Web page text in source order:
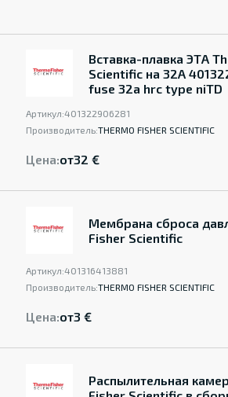
Вставка-плавка ЭТА
Scientific на 32А
fuse 32a hrc type niTD
Артикул:401322906281
Производитель:THERMO FISHER SCIENTIFIC
Цена:от32 €
Мембрана сброса
Fisher Scientific
Артикул:401316413881
Производитель:THERMO FISHER SCIENTIFIC
Цена:от3 €
Распылительная